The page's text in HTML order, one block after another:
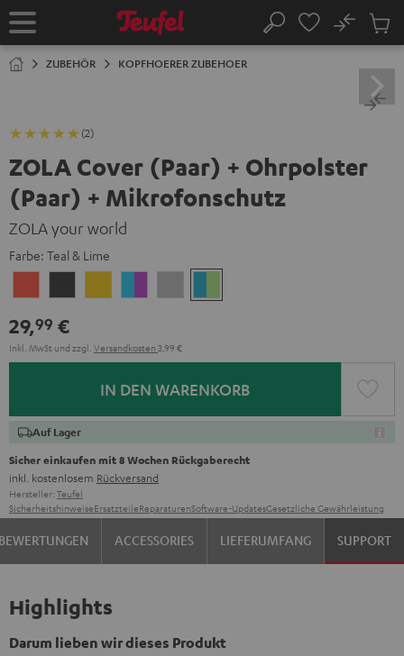
Startseite Suche
No
ZUBEHÖR KOPFHOERER ZUBEHOER
(2)
ZOLA Cover (Paar) + Ohrpolster
(Paar) + Mikrofonschutz
ZOLA your world
Farbe: Teal & Lime
Red
Gray
Amber
Gray
&
29,99 €
Inkl. MwSt und zzgl. Versandkosten 3,99 €
IN DEN WARENKORB
Auf Lager
Sicher einkaufen mit 8 Wochen Rückgaberecht
inkl. kostenlosem Rückversand
Hersteller: Teufel
SicherheitshinweiseErsatzteileReparaturenSoftware-UpdatesGesetzliche Gewährleistung
ACCESSORIES LIEFERUMFANG SUPPORT
Highlights
Darum lieben wir dieses Produkt